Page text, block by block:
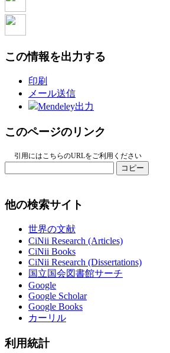
この情報を出力する
印刷
メール送信
Mendeley出力
このページのリンク
引用にはこちらのURLをご利用ください
コピー
他の検索サイト
世界の文献
CiNii Research (Articles)
CiNii Books
CiNii Research (Dissertations)
国立国会図書館サーチ
Google
Google Scholar
Google Books
カーリル
利用統計